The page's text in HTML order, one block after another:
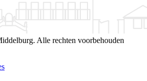
Alle rechten voorbehouden